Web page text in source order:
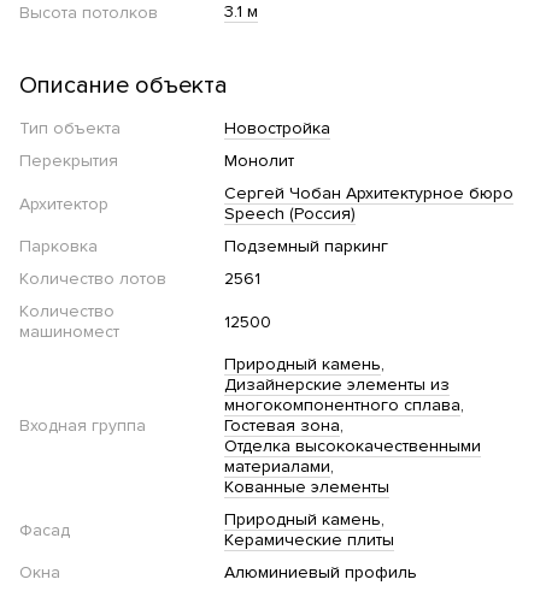
Высота потолков
3.1 м
Описание объекта
Тип объекта
Новостройка
Перекрытия
Монолит
Архитектор
Сергей Чобан Архитектурное бюро
Speech (Россия)
Парковка
Подземный паркинг
Количество лотов
2561
Количество
машиномест
12500
Входная группа
Природный камень
Дизайнерские элементы из
многокомпонентного сплава
Гостевая зона
Отделка высококачественными
материалами
Кованные элементы
Фасад
Природный камень
Керамические плиты
Окна
Алюминиевый профиль